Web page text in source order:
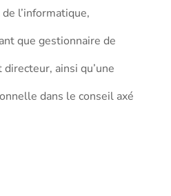
l’informatique,
que gestionnaire de
ainsi qu’une
dans le conseil axé